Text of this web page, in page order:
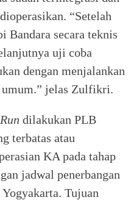
“Setelah
Bandara secara teknis
uji coba
dengan menjalankan
umum.” jelas Zulfikri.
dilakukan PLB
terbatas atau
KA pada tahap
jadwal penerbangan
Tujuan